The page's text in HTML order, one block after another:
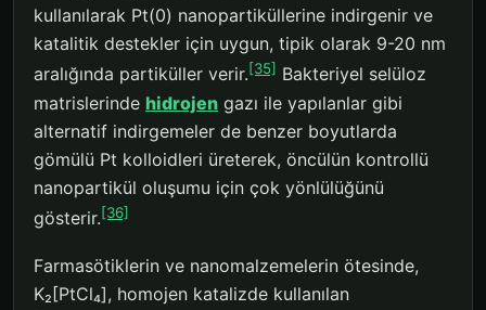
kullanılarak Pt(0) nanopartiküllerine indirgenir ve
katalitik destekler için uygun, tipik olarak 9-20 nm
aralığında partiküller verir.[35] Bakteriyel selüloz
matrislerinde hidrojen gazı ile yapılanlar gibi
alternatif indirgemeler de benzer boyutlarda
gömülü Pt kolloidleri üreterek, öncülün kontrollü
nanopartikül oluşumu için çok yönlülüğünü
gösterir.[36]
Farmasötiklerin ve nanomalzemelerin ötesinde,
K₂[PtCl₄], homojen katalizde kullanılan